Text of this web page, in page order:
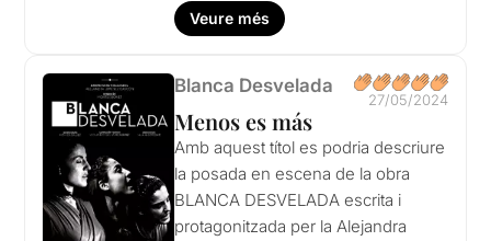
Veure més
Blanca Desvelada
27/05/2024
Menos es más
Amb aquest títol es podria descriure
la posada en escena de la obra
BLANCA DESVELADA escrita i
protagonitzada per la Alejandra